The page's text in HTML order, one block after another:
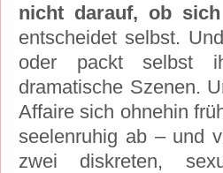
nicht darauf, ob
entscheidet selbst.
oder packt selbst
dramatische Szenen.
Affaire sich ohnehin
seelenruhig ab – und
zwei diskreten,